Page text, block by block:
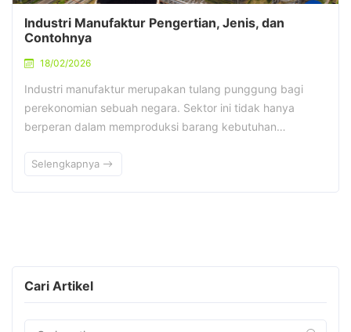
Industri Manufaktur Pengertian, Jenis, dan
Contohnya
18/02/2026
Industri manufaktur merupakan tulang punggung bagi
perekonomian sebuah negara. Sektor ini tidak hanya
berperan dalam memproduksi barang kebutuhan…
Selengkapnya
Cari Artikel